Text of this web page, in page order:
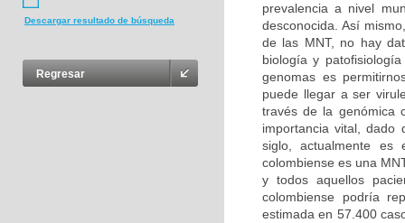
Descargar resultado de búsqueda
Regresar
prevalencia a nivel
desconocida. Así
de las MNT, no hay
biología y
genomas es
puede llegar a ser
través de la genómica
importancia vital,
siglo, actualmente es
colombiense es una
y todos aquellos
colombiense podría
estimada en 57.400